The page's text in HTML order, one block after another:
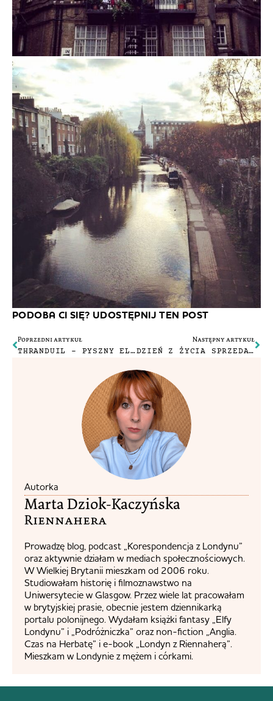
PODOBA CI SIĘ? UDOSTĘPNIJ TEN POST
Poprzedni artykuł
THRANDUIL – PYSZNY ELF CZY IDEAŁ ŚREDNIOWIECZNEGO WŁADCY?
Następny artykuł
DZIEŃ Z ŻYCIA SPRZEDAWCY
Autorka
Marta Dziok-Kaczyńska
Riennahera​
Prowadzę blog, podcast „Korespondencja z Londynu”
oraz aktywnie działam w mediach społecznościowych.
W Wielkiej Brytanii mieszkam od 2006 roku.
Studiowałam historię i filmoznawstwo na
Uniwersytecie w Glasgow. Przez wiele lat pracowałam
w brytyjskiej prasie, obecnie jestem dziennikarką
portalu polonijnego. Wydałam książki fantasy „Elfy
Londynu” i „Podróżniczka” oraz non-fiction „Anglia.
Czas na Herbatę” i e-book „Londyn z Riennaherą”.
Mieszkam w Londynie z mężem i córkami.